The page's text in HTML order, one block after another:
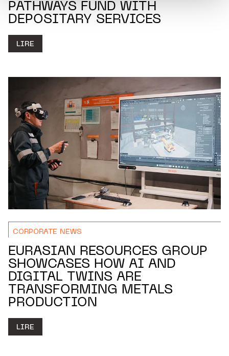
PATHWAYS FUND WITH
DEPOSITARY SERVICES
LIRE
CORPORATE NEWS
EURASIAN RESOURCES GROUP
SHOWCASES HOW AI AND
DIGITAL TWINS ARE
TRANSFORMING METALS
PRODUCTION
LIRE